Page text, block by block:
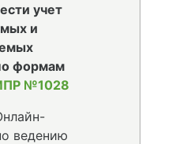
учет
и
формам
№1028
ведению